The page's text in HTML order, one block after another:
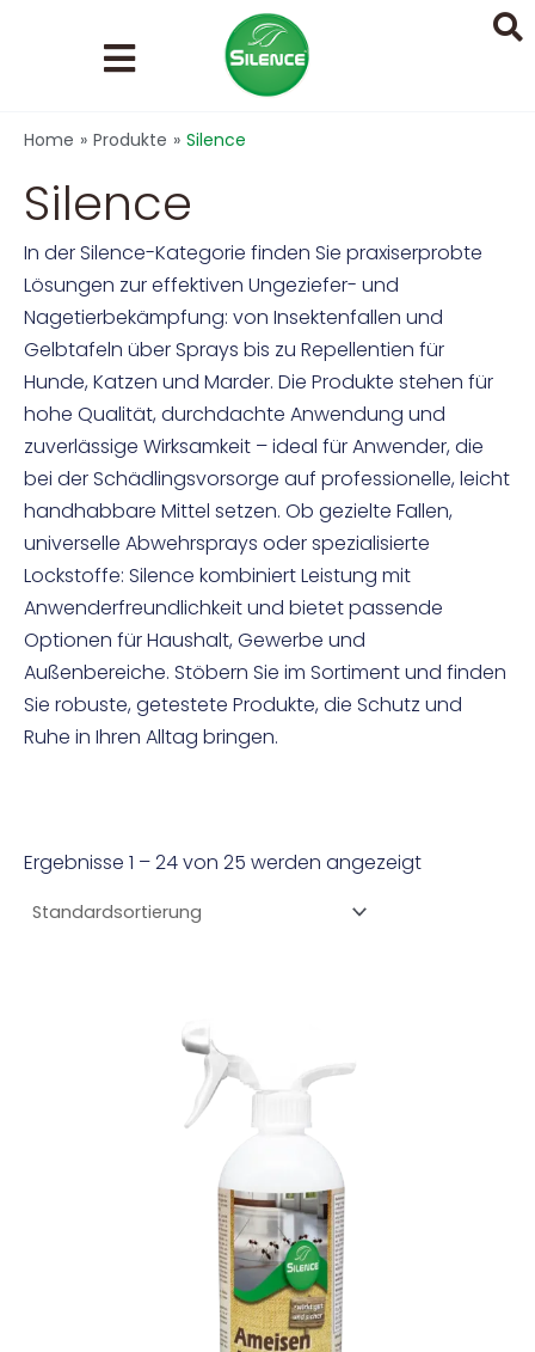
Search
Home » Produkte » Silence
Silence
In der Silence-Kategorie finden Sie praxiserprobte
Lösungen zur effektiven Ungeziefer- und
Nagetierbekämpfung: von Insektenfallen und
Gelbtafeln über Sprays bis zu Repellentien für
Hunde, Katzen und Marder. Die Produkte stehen für
hohe Qualität, durchdachte Anwendung und
zuverlässige Wirksamkeit – ideal für Anwender, die
bei der Schädlingsvorsorge auf professionelle, leicht
handhabbare Mittel setzen. Ob gezielte Fallen,
universelle Abwehrsprays oder spezialisierte
Lockstoffe: Silence kombiniert Leistung mit
Anwenderfreundlichkeit und bietet passende
Optionen für Haushalt, Gewerbe und
Außenbereiche. Stöbern Sie im Sortiment und finden
Sie robuste, getestete Produkte, die Schutz und
Ruhe in Ihren Alltag bringen.
Ergebnisse 1 – 24 von 25 werden angezeigt